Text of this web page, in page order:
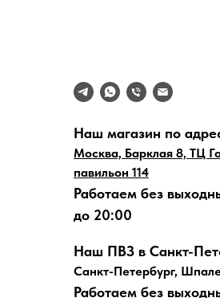
Наш магазин по
Москва, Барклая 8, ТЦ
павильон 114
Работаем без
до 20:00
Наш ПВЗ в Санкт-
Санкт-Петербург,
Работаем без